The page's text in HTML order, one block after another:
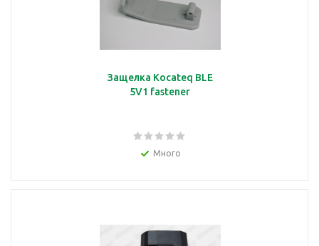
Защелка Kocateq BLE
5V1 fastener
Много